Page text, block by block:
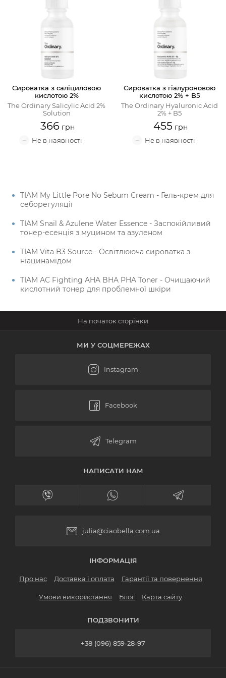
Сироватка з саліциловою
кислотою 2%
The Ordinary Salicylic Acid 2%
Solution
366
Сироватка з гіалуроновою
кислотою 2% + B5
The Ordinary Hyaluronic Acid
2% + B5
455
TIAM My Little Pore No Sebum Cream - Гель-крем для
себорегуляції
TIAM Snail & Azulene Water Essence - Заспокійливий
тонер-есенція з муцином та азуленом
TIAM Vita B3 Source - Освітлююча сироватка з
ніацинамідом
TIAM AC Fighting AHA BHA PHA Toner - Очищаючий
кислотний тонер для проблемної шкіри
МИ У СОЦМЕРЕЖАХ
НАПИСАТИ НАМ
julia@ciaobella.com.ua
ІНФОРМАЦІЯ
Про нас Доставка і оплата Гарантії та повернення
Умови використання Блог Карта сайту
ПОДЗВОНИТИ
+38 (096) 859-28-97